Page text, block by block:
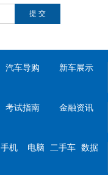
汽车导购 新车展示
考试指南 金融资讯
手机 电脑 二手车 数据